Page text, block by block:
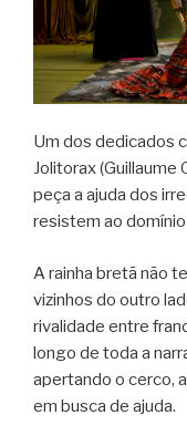
Um dos dedicados
Jolitorax (Guillaume
peça a ajuda dos
resistem ao
A rainha bretã não
vizinhos do outro
rivalidade entre
longo de toda a
apertando o cerco,
em busca de ajuda.